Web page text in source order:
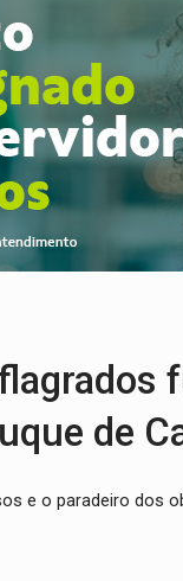
no combate a
Em Itapuã do
terá sábado (8)
30 anos de
estreia na
esclarece 'erro de
de
e o paradeiro dos